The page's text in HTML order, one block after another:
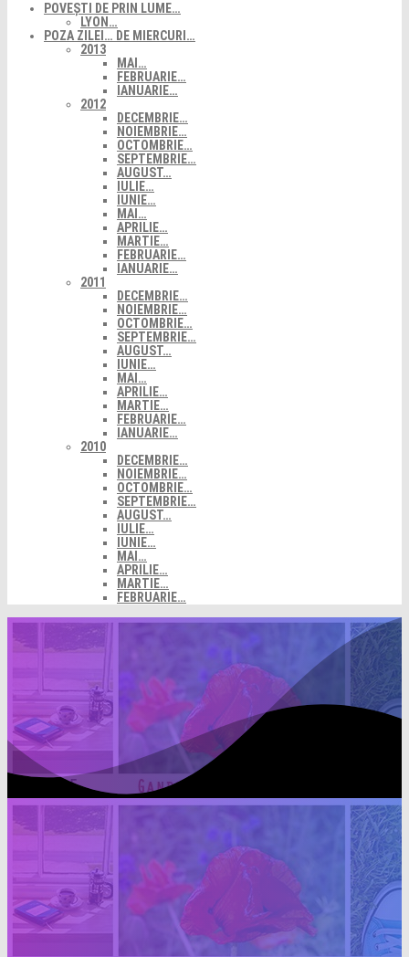
POVEȘTI DE PRIN LUME…
LYON…
POZA ZILEI… DE MIERCURI…
2013
MAI…
FEBRUARIE…
IANUARIE…
2012
DECEMBRIE…
NOIEMBRIE…
OCTOMBRIE…
SEPTEMBRIE…
AUGUST…
IULIE…
IUNIE…
MAI…
APRILIE…
MARTIE…
FEBRUARIE…
IANUARIE…
2011
DECEMBRIE…
NOIEMBRIE…
OCTOMBRIE…
SEPTEMBRIE…
AUGUST…
IUNIE…
MAI…
APRILIE…
MARTIE…
FEBRUARIE…
IANUARIE…
2010
DECEMBRIE…
NOIEMBRIE…
OCTOMBRIE…
SEPTEMBRIE…
AUGUST…
IULIE…
IUNIE…
MAI…
APRILIE…
MARTIE…
FEBRUARIE…